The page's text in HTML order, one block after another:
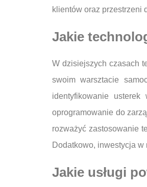
klientów oraz przestrzeni
Jakie
W dzisiejszych czasach
swoim warsztacie
identyfikowanie
oprogramowanie do
rozważyć zastosowanie
Dodatkowo, inwestycja w
Jakie usługi